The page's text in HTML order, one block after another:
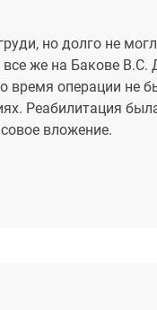
но долго не
все же на Бакове
время операции не
Реабилитация
вложение.